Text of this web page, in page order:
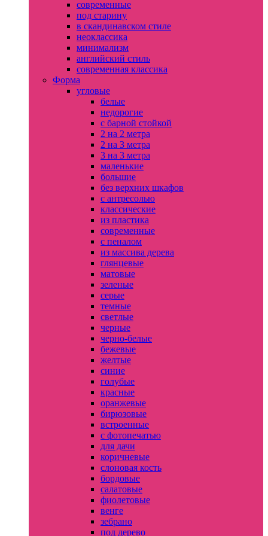
современные
под старину
в скандинавском стиле
неоклассика
минимализм
английский стиль
современная классика
Форма
угловые
белые
недорогие
с барной стойкой
2 на 2 метра
2 на 3 метра
3 на 3 метра
маленькие
большие
без верхних шкафов
с антресолью
классические
из пластика
современные
с пеналом
из массива дерева
глянцевые
матовые
зеленые
серые
темные
светлые
черные
черно-белые
бежевые
желтые
синие
голубые
красные
оранжевые
бирюзовые
встроенные
с фотопечатью
для дачи
коричневые
слоновая кость
бордовые
салатовые
фиолетовые
венге
зебрано
под дерево